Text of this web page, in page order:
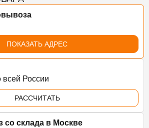
ПОКАЗАТЬ АДРЕС
всей России
РАССЧИТАТЬ
склада в Москве